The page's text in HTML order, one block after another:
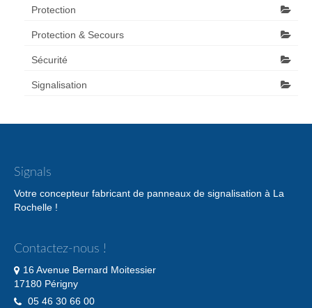
Protection
Protection & Secours
Sécurité
Signalisation
Signals
Votre concepteur fabricant de panneaux de signalisation à La
Rochelle !
Contactez-nous !
16 Avenue Bernard Moitessier
17180 Périgny
05 46 30 66 00